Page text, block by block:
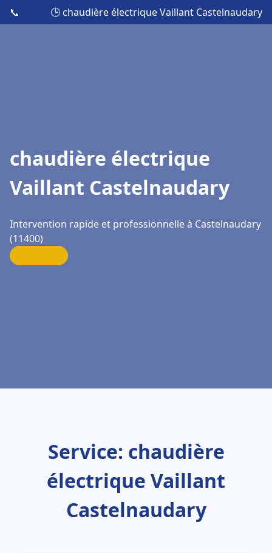
📞 🕒 chaudière électrique Vaillant Castelnaudary
chaudière électrique
Vaillant Castelnaudary
Intervention rapide et professionnelle à Castelnaudary
(11400)
Service: chaudière
électrique Vaillant
Castelnaudary